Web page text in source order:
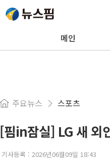
메인
주요뉴스 스포츠
[핌in잠실] LG 새 외
기사등록 : 2026년06월09일 18:43